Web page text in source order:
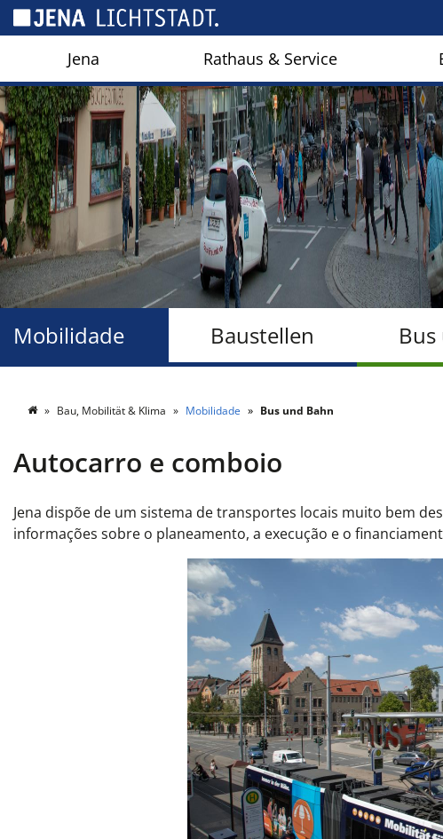
Jena Rathaus & Service
Baustellen
Mobilidade
Bau, Mobilität & Klima Mobilidade Bus und Bahn
Autocarro e comboio
Jena dispõe de um sistema de transportes locais muito bem
informações sobre o planeamento, a execução e o
Cookies management panel